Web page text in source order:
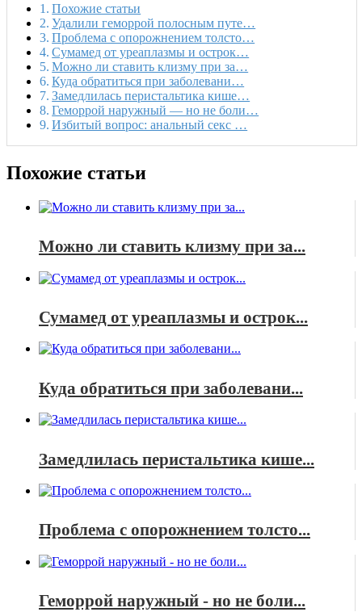
Похожие статьи
Удалили геморрой полосным путе…
Проблема с опорожнением толсто…
Сумамед от уреаплазмы и острок…
Можно ли ставить клизму при за…
Куда обратиться при заболевани…
Замедлилась перистальтика кише…
Геморрой наружный — но не боли…
Избитый вопрос: анальный секс …
Похожие статьи
Можно ли ставить клизму при за...
Сумамед от уреаплазмы и острок...
Куда обратиться при заболевани...
Замедлилась перистальтика кише...
Проблема с опорожнением толсто...
Геморрой наружный - но не боли...